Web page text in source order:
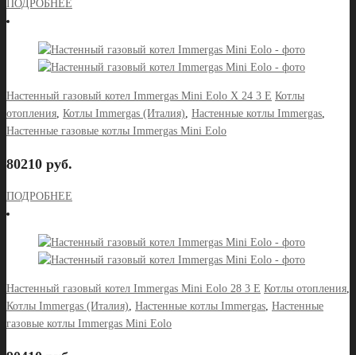
ПОДРОБНЕЕ
Настенный газовый котел Immergas Mini Eolo X 24 3 E Котлы
отопления, Котлы Immergas (Италия), Настенные котлы Immergas,
Настенные газовые котлы Immergas Mini Eolo
80210 руб.
ПОДРОБНЕЕ
Настенный газовый котел Immergas Mini Eolo 28 3 E Котлы отопления,
Котлы Immergas (Италия), Настенные котлы Immergas, Настенные
газовые котлы Immergas Mini Eolo